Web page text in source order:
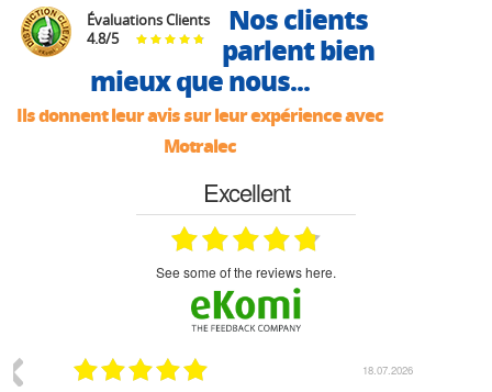
Évaluations Clients
4.8/5
Nos clients
parlent bien
mieux que nous...
Ils donnent leur avis sur leur expérience avec
Motralec
Excellent
see some of the reviews here.
18.07.2026